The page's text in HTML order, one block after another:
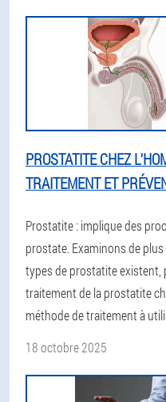
PROSTATITE CHEZ
TRAITEMENT ET
Prostatite : implique des
prostate. Examinons de
types de prostatite existent,
traitement de la prostatite
méthode de traitement à
18 octobre 2025